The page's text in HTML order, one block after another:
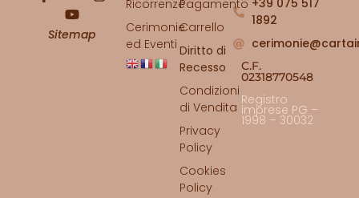
Sitemap
+39 075 517
1892
C.F.
02318770548
Registro
imprese PG –
1998 – 30032
Pagamento
Carrello
Diritto di
Recesso
Condizioni
di Vendita
Privacy
Policy
Cookies
Policy
Ricorrenze
Cerimonie
ed Eventi